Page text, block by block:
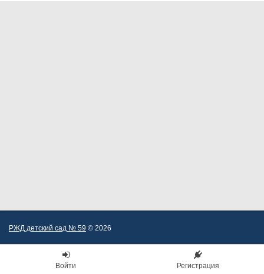
РЖД детский сад № 59 © 2026
Войти Регистрация